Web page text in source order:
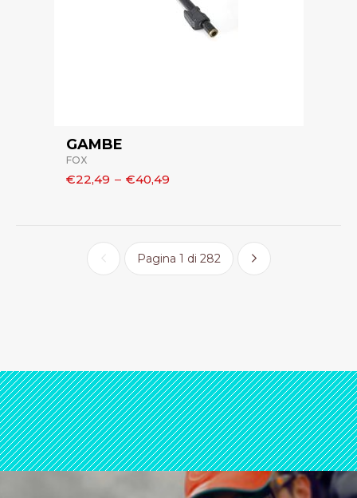
GAMBE
FOX
€22,49 – €40,49
Pagina 1 di 282